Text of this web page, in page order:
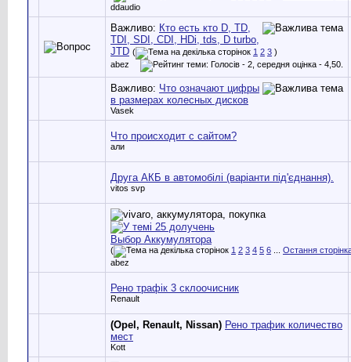
ddaudio
Важливо: Кто есть кто D, TD,
TDI, SDI, CDI, HDi, tds, D turbo,
JTD ( 1 2 3 )
abez
Важливо: Что означают цифры
в размерах колесных дисков
Vasek
Что происходит с сайтом?
али
Друга АКБ в автомобілі (варіанти під'єднання).
vitos svp
Выбор Аккумулятора
( 1 2 3 4 5 6
Остання
abez
Рено трафік 3 склоочисник
Renault
(Opel, Renault, Nissan) Рено трафик количество
мест
Kott